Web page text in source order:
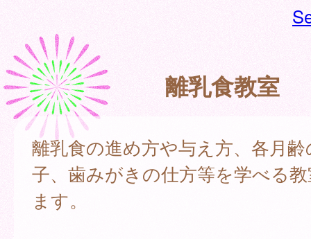
離乳食教室
離乳食の進め方や与え方、各月
子、歯みがきの仕方等を学べる
ます。